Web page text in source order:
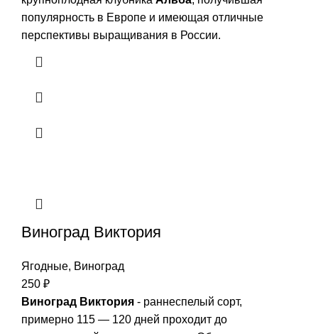
популярность в Европе и имеющая отличные
перспективы выращивания в России.
Виноград Виктория
Ягодные, Виноград
250 ₽
Виноград Виктория - раннеспелый сорт,
примерно 115 — 120 дней проходит до